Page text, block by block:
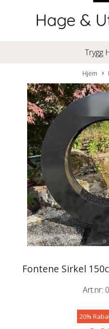
Trygg
Hjem
Fontene Sirkel
Art.nr:
20%